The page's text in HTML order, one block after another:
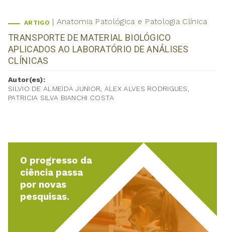
ARTIGO Anatomia Patológica e Patologia Clínica
TRANSPORTE DE MATERIAL BIOLÓGICO
APLICADOS AO LABORATÓRIO DE ANÁLISES
CLÍNICAS
Autor(es):
SILVIO DE ALMEIDA JUNIOR, ALEX ALVES RODRIGUES,
PATRICIA SILVA BIANCHI COSTA
O progresso da
ciência passa
por novas
pesquisas.